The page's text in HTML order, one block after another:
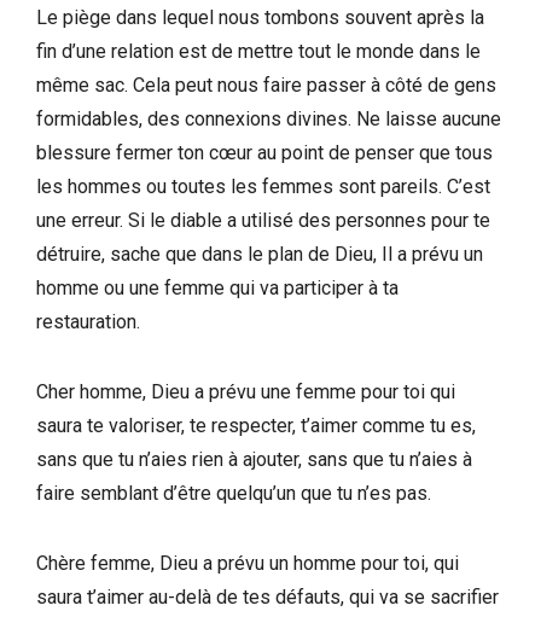
Le piège dans lequel nous tombons souvent après la
fin d’une relation est de mettre tout le monde dans le
même sac. Cela peut nous faire passer à côté de gens
formidables, des connexions divines. Ne laisse aucune
blessure fermer ton cœur au point de penser que tous
les hommes ou toutes les femmes sont pareils. C’est
une erreur. Si le diable a utilisé des personnes pour te
détruire, sache que dans le plan de Dieu, Il a prévu un
homme ou une femme qui va participer à ta
restauration.
Cher homme, Dieu a prévu une femme pour toi qui
saura te valoriser, te respecter, t’aimer comme tu es,
sans que tu n’aies rien à ajouter, sans que tu n’aies à
faire semblant d’être quelqu’un que tu n’es pas.
Chère femme, Dieu a prévu un homme pour toi, qui
saura t’aimer au-delà de tes défauts, qui va se sacrifier